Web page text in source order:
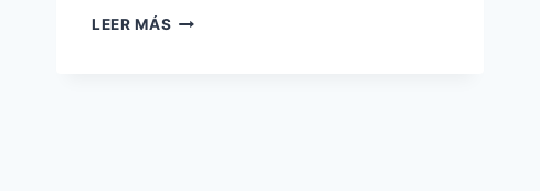
LEER MÁS MÚSICA